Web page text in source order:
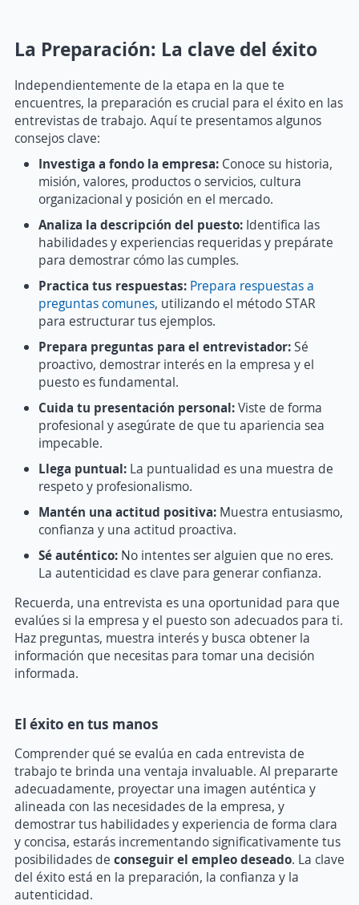
La Preparación: La clave del éxito
Independientemente de la etapa en la que te
encuentres, la preparación es crucial para el éxito en las
entrevistas de trabajo. Aquí te presentamos algunos
consejos clave:
Investiga a fondo la empresa: Conoce su historia,
misión, valores, productos o servicios, cultura
organizacional y posición en el mercado.
Analiza la descripción del puesto: Identifica las
habilidades y experiencias requeridas y prepárate
para demostrar cómo las cumples.
Practica tus respuestas: Prepara respuestas a
preguntas comunes, utilizando el método STAR
para estructurar tus ejemplos.
Prepara preguntas para el entrevistador:Sé
proactivo, demostrar interés en la empresa y el
puesto es fundamental.
Cuida tu presentación personal:Viste de forma
profesional y asegúrate de que tu apariencia sea
impecable.
Llega puntual: La puntualidad es una muestra de
respeto y profesionalismo.
Mantén una actitud positiva: Muestra entusiasmo,
confianza y una actitud proactiva.
Sé auténtico: No intentes ser alguien que no eres.
La autenticidad es clave para generar confianza.
Recuerda, una entrevista es una oportunidad para que
evalúes si la empresa y el puesto son adecuados para ti.
Haz preguntas, muestra interés y busca obtener la
información que necesitas para tomar una decisión
informada.
El éxito en tus manos
Comprender qué se evalúa en cada entrevista de
trabajo te brinda una ventaja invaluable. Al prepararte
adecuadamente, proyectar una imagen auténtica y
alineada con las necesidades de la empresa, y
demostrar tus habilidades y experiencia de forma clara
y concisa, estarás incrementando significativamente tus
posibilidades de conseguir el empleo deseado. La clave
del éxito está en la preparación, la confianza y la
autenticidad.